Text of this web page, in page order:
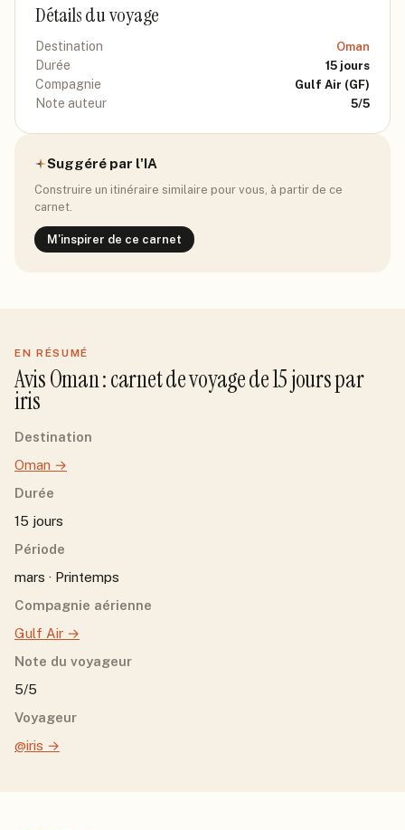
Détails du voyage
Destination Oman
Durée 15 jours
Compagnie Gulf Air (GF)
Note auteur 5/5
Suggéré par l'IA
Construire un itinéraire similaire pour vous, à partir de ce
carnet.
M'inspirer de ce carnet
EN RÉSUMÉ
AvisOman: carnet de voyage de15jourspar
iris
Destination
Oman →
Durée
15 jours
Période
mars · Printemps
Compagnie aérienne
Gulf Air →
Note du voyageur
5/5
Voyageur
@iris →